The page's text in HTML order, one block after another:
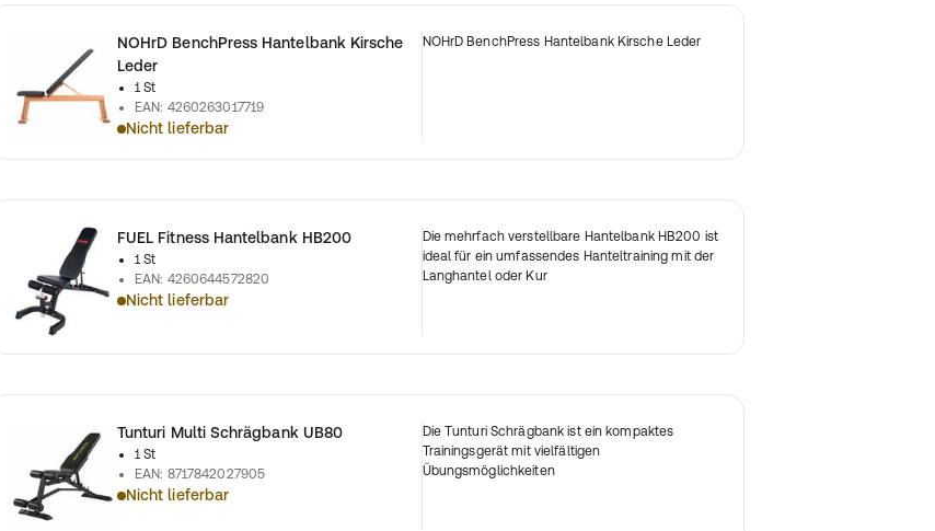
NOHrD BenchPress Hantelbank Kirsche
Leder
1 St
EAN: 4260263017719
Nicht lieferbar
NOHrD BenchPress Hantelbank Kirsche Leder
FUEL Fitness Hantelbank HB200
1 St
EAN: 4260644572820
Nicht lieferbar
Die mehrfach verstellbare Hantelbank HB200 ist
ideal für ein umfassendes Hanteltraining mit der
Langhantel oder Kur
Tunturi Multi Schrägbank UB80
1 St
EAN: 8717842027905
Nicht lieferbar
Die Tunturi Schrägbank ist ein kompaktes
Trainingsgerät mit vielfältigen
Übungsmöglichkeiten